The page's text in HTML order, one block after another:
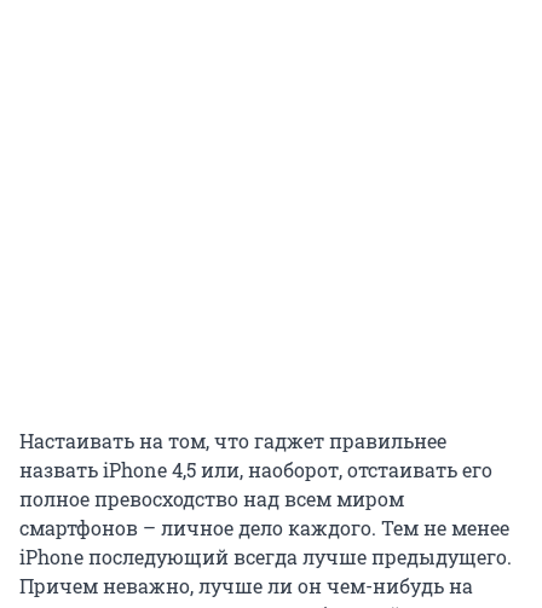
Настаивать на том, что гаджет правильнее
назвать iPhone 4,5 или, наоборот, отстаивать его
полное превосходство над всем миром
смартфонов – личное дело каждого. Тем не менее
iPhone последующий всегда лучше предыдущего.
Причем неважно, лучше ли он чем-нибудь на